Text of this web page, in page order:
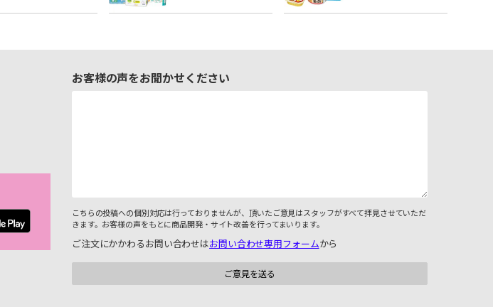
お客様の声をお聞かせください
こちらの投稿への個別対応は行っておりませんが、頂いたご意見はスタッフがすべて拝見させていただ
きます。お客様の声をもとに商品開発・サイト改善を行ってまいります。
ご注文にかかわるお問い合わせはお問い合わせ専用フォームから